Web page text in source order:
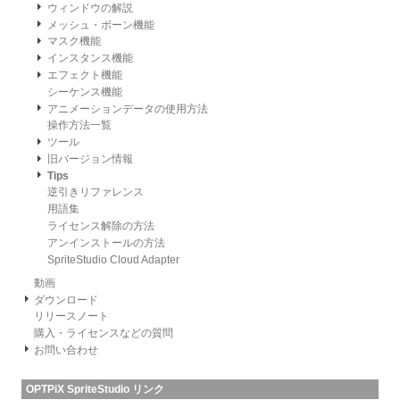
ウィンドウの解説
メッシュ・ボーン機能
マスク機能
インスタンス機能
エフェクト機能
シーケンス機能
アニメーションデータの使用方法
操作方法一覧
ツール
旧バージョン情報
Tips
逆引きリファレンス
用語集
ライセンス解除の方法
アンインストールの方法
SpriteStudio Cloud Adapter
動画
ダウンロード
リリースノート
購入・ライセンスなどの質問
お問い合わせ
OPTPiX SpriteStudio リンク